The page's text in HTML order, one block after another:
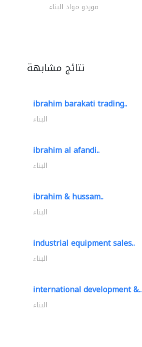
موردو مواد البناء
نتائج مشابهة
ibrahim barakati trading..
البناء
ibrahim al afandi..
البناء
ibrahim & hussam..
البناء
industrial equipment sales..
البناء
international development &..
البناء